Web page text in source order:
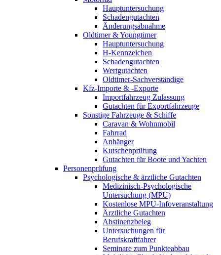
Hauptuntersuchung
Schadengutachten
Änderungsabnahme
Oldtimer & Youngtimer
Hauptuntersuchung
H-Kennzeichen
Schadengutachten
Wertgutachten
Oldtimer-Sachverständige
Kfz-Importe & -Exporte
Importfahrzeug Zulassung
Gutachten für Exportfahrzeuge
Sonstige Fahrzeuge & Schiffe
Caravan & Wohnmobil
Fahrrad
Anhänger
Kutschenprüfung
Gutachten für Boote und Yachten
Personenprüfung
Psychologische & ärztliche Gutachten
Medizinisch-Psychologische
Untersuchung (MPU)
Kostenlose MPU-Infoveranstaltung
Ärztliche Gutachten
Abstinenzbeleg
Untersuchungen für
Berufskraftfahrer
Seminare zum Punkteabbau